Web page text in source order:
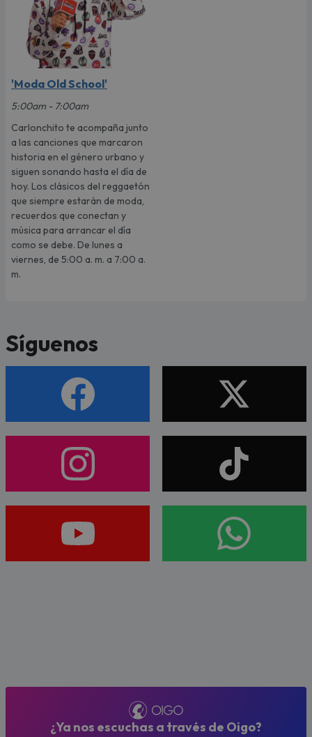
'Moda Old School'
5:00am - 7:00am
Carlonchito te acompaña junto
a las canciones que marcaron
historia en el género urbano y
siguen sonando hasta el día de
hoy. Los clásicos del reggaetón
que siempre estarán de moda,
recuerdos que conectan y
música para arrancar el día
como se debe. De lunes a
viernes, de 5:00 a. m. a 7:00 a.
m.
Síguenos
¿Ya nos escuchas a través de Oigo?